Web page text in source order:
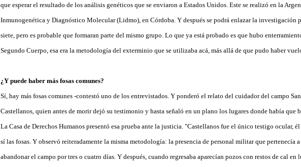
que esperar el resultado de los análisis genéticos que se enviaron a Estados Unidos. Este se realizó en la
Inmunogenética y Diagnóstico Molecular (Lidmo), en Córdoba. Y después se podrá enlazar la investigación
siete, pero es probable que formaran parte del mismo grupo. Lo que ya está probado es que hubo
Segundo Cuerpo, esa era la metodología del exterminio que se utilizaba acá, más allá de que pudo haber
¿Y puede haber más fosas comunes?
Sí, hay más fosas comunes -contestó uno de los entrevistados. Y ponderó el relato del cuidador del campo
Castellanos, quien antes de morir dejó su testimonio y hasta señaló en un plano los lugares donde había que
La Casa de Derechos Humanos presentó esa prueba ante la justicia. "Castellanos fue el único testigo ocular,
sí las fosas. Y observó reiteradamente la misma metodología: la presencia de personal militar que pertenecía
abandonar el campo por tres o cuatro días. Y después, cuando regresaba aparecían pozos con restos de cal en